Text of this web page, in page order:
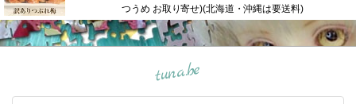
つうめ お取り寄せ)(北海道・沖縄は要送料)
tuna.be